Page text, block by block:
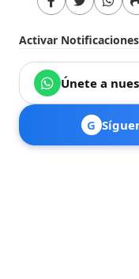
Activar Notificaciones
Únete a
G